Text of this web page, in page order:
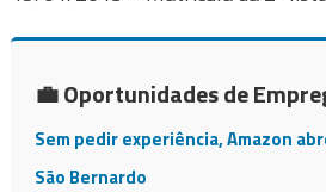
💼 Oportunidades de
Sem pedir experiência, Amazon
São Bernardo